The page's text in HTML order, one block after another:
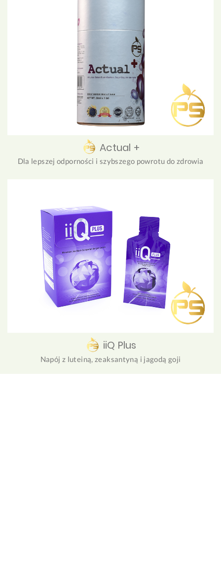
Actual +
Dla lepszej odporności i szybszego powrotu do zdrowia
iiQ Plus
Napój z luteiną, zeaksantyną i jagodą goji